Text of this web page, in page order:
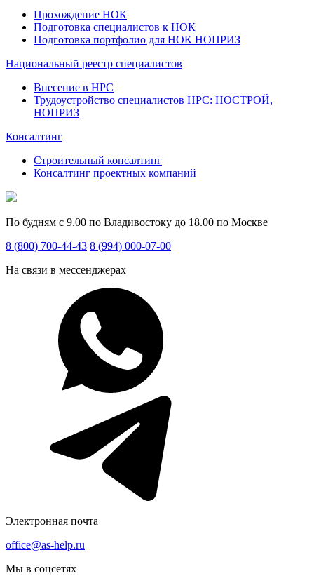
Прохождение НОК
Подготовка специалистов к НОК
Подготовка портфолио для НОК НОПРИЗ
Национальный реестр специалистов
Внесение в НРС
Трудоустройство специалистов НРС: НОСТРОЙ,
НОПРИЗ
Консалтинг
Строительный консалтинг
Консалтинг проектных компаний
По будням с 9.00 по Владивостоку до 18.00 по Москве
8 (800) 700-44-43 8 (994) 000-07-00
На связи в мессенджерах
Электронная почта
office@as-help.ru
Мы в соцсетях